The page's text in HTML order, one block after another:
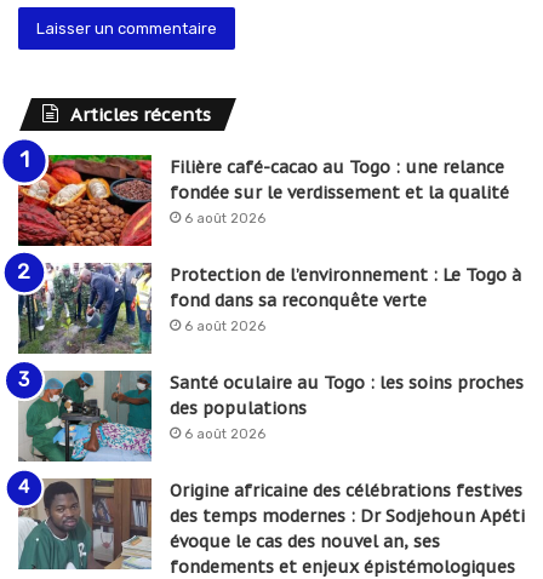
Articles récents
Filière café-cacao au Togo : une relance
fondée sur le verdissement et la qualité
6 août 2026
Protection de l’environnement : Le Togo à
fond dans sa reconquête verte
6 août 2026
Santé oculaire au Togo : les soins proches
des populations
6 août 2026
Origine africaine des célébrations festives
des temps modernes : Dr Sodjehoun Apéti
évoque le cas des nouvel an, ses
fondements et enjeux épistémologiques